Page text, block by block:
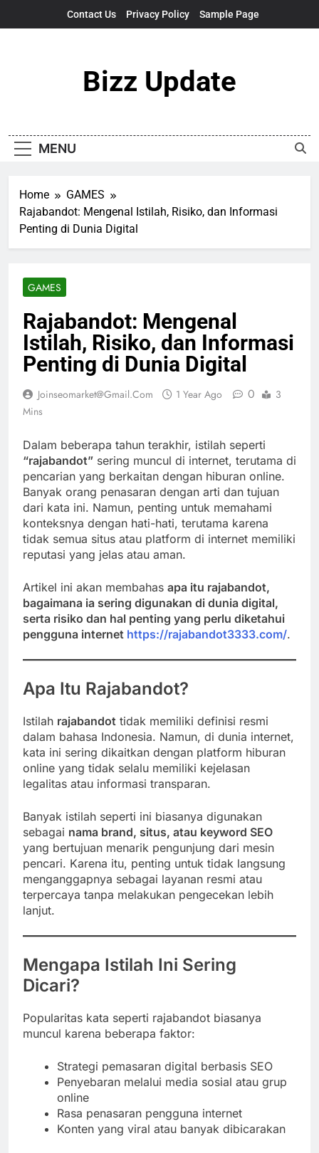
Contact Us Privacy Policy Sample Page
Bizz Update
MENU
Home
GAMES
Rajabandot: Mengenal Istilah, Risiko, dan Informasi
Penting di Dunia Digital
GAMES
Rajabandot: Mengenal
Istilah, Risiko, dan Informasi
Penting di Dunia Digital
Joinseomarket@gmail.com 1 Year Ago 0
3
Mins
Dalam beberapa tahun terakhir, istilah seperti
“rajabandot” sering muncul di internet, terutama di
pencarian yang berkaitan dengan hiburan online.
Banyak orang penasaran dengan arti dan tujuan
dari kata ini. Namun, penting untuk memahami
konteksnya dengan hati-hati, terutama karena
tidak semua situs atau platform di internet memiliki
reputasi yang jelas atau aman.
Artikel ini akan membahas apa itu rajabandot,
bagaimana ia sering digunakan di dunia digital,
serta risiko dan hal penting yang perlu diketahui
pengguna internet https://rajabandot3333.com/.
Apa Itu Rajabandot?
Istilah rajabandot tidak memiliki definisi resmi
dalam bahasa Indonesia. Namun, di dunia internet,
kata ini sering dikaitkan dengan platform hiburan
online yang tidak selalu memiliki kejelasan
legalitas atau informasi transparan.
Banyak istilah seperti ini biasanya digunakan
sebagai nama brand, situs, atau keyword SEO
yang bertujuan menarik pengunjung dari mesin
pencari. Karena itu, penting untuk tidak langsung
menganggapnya sebagai layanan resmi atau
terpercaya tanpa melakukan pengecekan lebih
lanjut.
Mengapa Istilah Ini Sering
Dicari?
Popularitas kata seperti rajabandot biasanya
muncul karena beberapa faktor:
Strategi pemasaran digital berbasis SEO
Penyebaran melalui media sosial atau grup
online
Rasa penasaran pengguna internet
Konten yang viral atau banyak dibicarakan